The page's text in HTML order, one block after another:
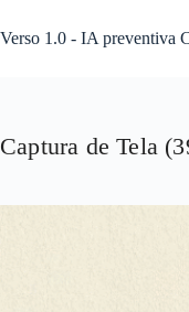
para
o
Verso 1.0 - IA preventiva
Captura de Tela